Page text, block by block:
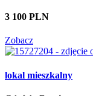
3 100 PLN
Zobacz
lokal mieszkalny